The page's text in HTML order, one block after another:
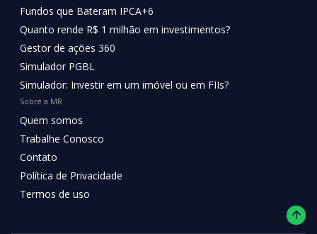
Fundos que Bateram IPCA+6
Quanto rende R$ 1 milhão em investimentos?
Gestor de ações 360
Simulador PGBL
Simulador: Investir em um imóvel ou em FIIs?
Sobre a MR
Quem somos
Trabalhe Conosco
Contato
Política de Privacidade
Termos de uso